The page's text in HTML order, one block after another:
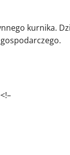
kurnika.